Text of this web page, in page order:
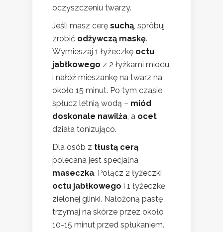
oczyszczeniu twarzy.
Jeśli masz cerę suchą , spróbuj
zrobić odżywczą maskę.
Wymieszaj 1 łyżeczkę octu
jabłkowego z 2 łyżkami miodu
i nałóż mieszankę na twarz na
około 15 minut. Po tym czasie
spłucz letnią wodą – miód
doskonale nawilża , a ocet
działa tonizująco.
Dla osób z tłustą cerą
polecana jest specjalna
maseczka. Połącz 2 łyżeczki
octu jabłkowego i 1 łyżeczkę
zielonej glinki. Nałożoną pastę
trzymaj na skórze przez około
10-15 minut przed spłukaniem.